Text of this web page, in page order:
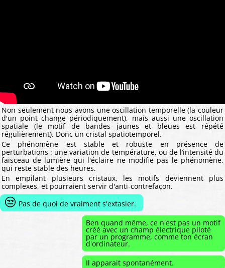
Non seulement nous avons une oscillation temporelle (la couleur
d'un point change périodiquement), mais aussi une oscillation
spatiale (le motif de bandes jaunes et bleues est répété
régulièrement). Donc un cristal spatiotemporel.
Ce phénomène est stable et robuste en présence de
perturbations : une variation de température, ou de l’intensité du
faisceau de lumière qui l'éclaire ne modifie pas le phénomène,
qui reste stable des heures.
En empilant plusieurs cristaux, les motifs deviennent plus
complexes, et pourraient servir d'anti-contrefaçon.
😒 Pas de quoi de vraiment s'extasier.
Ben quand même, ce n'est pas un motif
créé avec un champ électrique piloté
par un programme, comme ton écran
d'ordinateur.
Il apparait spontanément.